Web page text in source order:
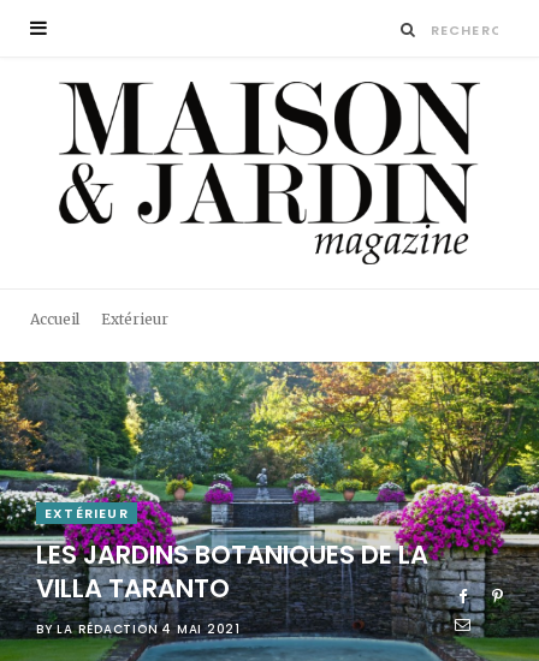
Accueil Extérieur
EXTÉRIEUR
LES JARDINS BOTANIQUES DE LA
VILLA TARANTO
BY LA RÉDACTION 4 MAI 2021